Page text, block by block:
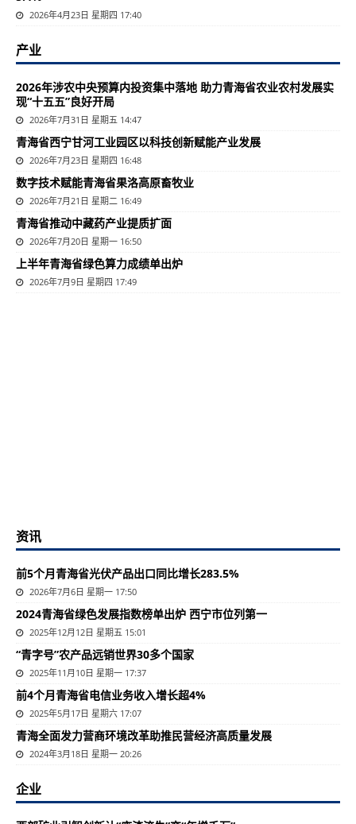
2026年4月23日 星期四 17:40
产业
2026年涉农中央预算内投资集中落地 助力青海省农业农村发展实
现“十五五”良好开局
2026年7月31日 星期五 14:47
青海省西宁甘河工业园区以科技创新赋能产业发展
2026年7月23日 星期四 16:48
数字技术赋能青海省果洛高原畜牧业
2026年7月21日 星期二 16:49
青海省推动中藏药产业提质扩面
2026年7月20日 星期一 16:50
上半年青海省绿色算力成绩单出炉
2026年7月9日 星期四 17:49
资讯
前5个月青海省光伏产品出口同比增长283.5%
2026年7月6日 星期一 17:50
2024青海省绿色发展指数榜单出炉 西宁市位列第一
2025年12月12日 星期五 15:01
“青字号”农产品远销世界30多个国家
2025年11月10日 星期一 17:37
前4个月青海省电信业务收入增长超4%
2025年5月17日 星期六 17:07
​青海全面发力营商环境改革助推民营经济高质量发展
2024年3月18日 星期一 20:26
企业